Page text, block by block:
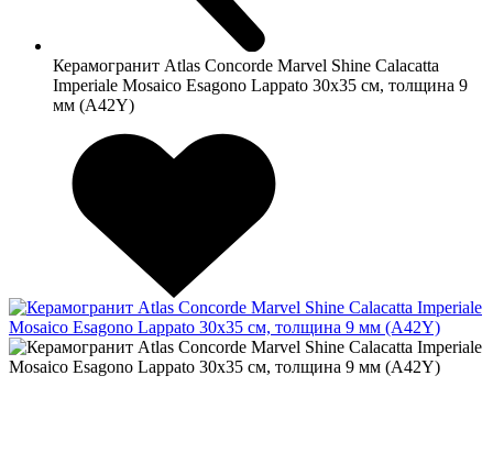
Керамогранит Atlas Concorde Marvel Shine Calacatta
Imperiale Mosaico Esagono Lappato 30x35 см, толщина 9
мм (A42Y)